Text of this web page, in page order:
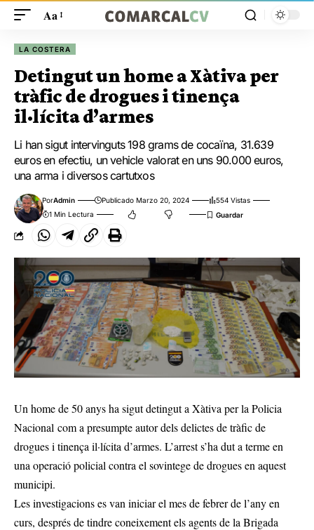
Aa
LA COSTERA
Detingut un home a Xàtiva per
tràfic de drogues i tinença
il·lícita d’armes
Li han sigut intervinguts 198 grams de cocaïna, 31.639
euros en efectiu, un vehicle valorat en uns 90.000 euros,
una arma i diversos cartutxos
PorAdmin Publicado Marzo 20, 2024
554 Vistas
1 Min Lectura
Un home de 50 anys ha sigut detingut a Xàtiva per la Policia
Nacional com a presumpte autor dels delictes de tràfic de
drogues i tinença il·lícita d’armes. L’arrest s’ha dut a terme en
una operació policial contra el sovintege de drogues en aquest
municipi.
Les investigacions es van iniciar el mes de febrer de l’any en
curs, després de tindre coneixement els agents de la Brigada